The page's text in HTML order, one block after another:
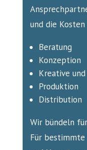
und die
Beratung
Konzeption
Kreative
Produktion
Distribution
Wir bündeln
Für bestimmte